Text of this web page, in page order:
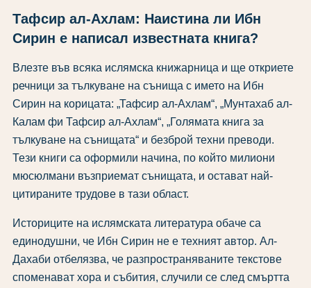
Тафсир ал-Ахлам: Наистина ли Ибн
Сирин е написал известната книга?
Влезте във всяка ислямска книжарница и ще откриете
речници за тълкуване на сънища с името на Ибн
Сирин на корицата: „Тафсир ал-Ахлам“, „Мунтахаб ал-
Калам фи Тафсир ал-Ахлам“, „Голямата книга за
тълкуване на сънищата“ и безброй техни преводи.
Тези книги са оформили начина, по който милиони
мюсюлмани възприемат сънищата, и остават най-
цитираните трудове в тази област.
Историците на ислямската литература обаче са
единодушни, че Ибн Сирин не е техният автор. Ал-
Дахаби отбелязва, че разпространяваните текстове
споменават хора и събития, случили се след смъртта